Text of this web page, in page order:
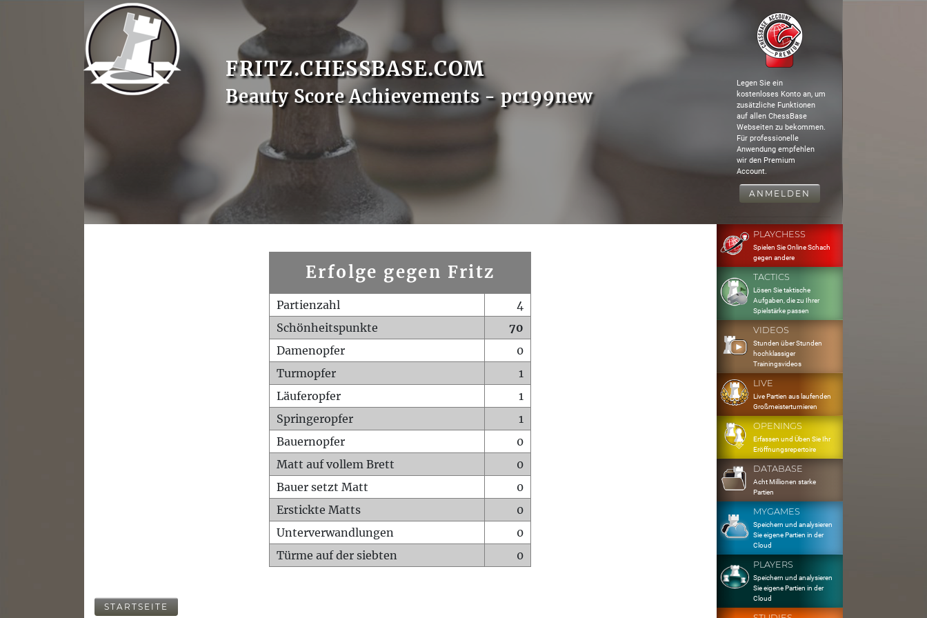
FRITZ.CHESSBASE.COM
Beauty Score Achievements - pc199new
Legen Sie ein
kostenloses Konto an, um
zusätzliche Funktionen
auf allen ChessBase
Webseiten zu bekommen.
Für professionelle
Anwendung empfehlen
wir den Premium
Account.
ANMELDEN
Erfolge gegen Fritz
Partienzahl
4
Schönheitspunkte
70
Damenopfer
0
Turmopfer
1
Läuferopfer
1
Springeropfer
1
Bauernopfer
0
Matt auf vollem Brett
0
Bauer setzt Matt
0
Erstickte Matts
0
Unterverwandlungen
0
Türme auf der siebten
0
STARTSEITE
PLAYCHESS
Spielen Sie Online Schach
gegen andere
TACTICS
Lösen Sie taktische
Aufgaben, die zu Ihrer
Spielstärke passen
VIDEOS
Stunden über Stunden
hochklassiger
Trainingsvideos
LIVE
Live Partien aus laufenden
Großmeisterturnieren
OPENINGS
Erfassen und Üben Sie Ihr
Eröffnungsrepertoire
DATABASE
Acht Millionen starke
Partien
MYGAMES
Speichern und analysieren
Sie eigene Partien in der
Cloud
PLAYERS
Speichern und analysieren
Sie eigene Partien in der
Cloud